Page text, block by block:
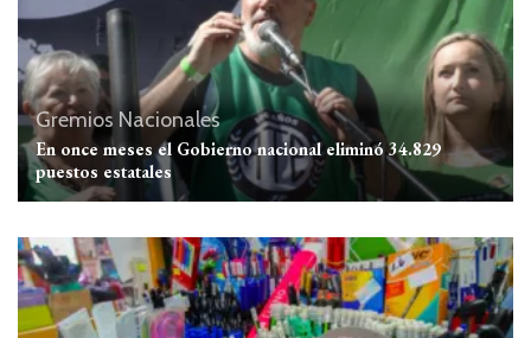
Gremios Nacionales
En once meses el Gobierno nacional eliminó 34.829
puestos estatales